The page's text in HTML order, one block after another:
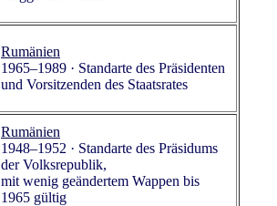
Rumänien
1965–1989 · Standarte des Präsidenten
und Vorsitzenden des Staatsrates
Rumänien
1948–1952 · Standarte des Präsidums
der Volksrepublik,
mit wenig geändertem Wappen bis
1965 gültig